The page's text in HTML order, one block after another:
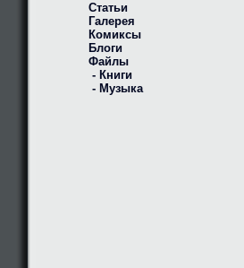
Статьи
Галерея
Комиксы
Блоги
Файлы
- Книги
- Музыка